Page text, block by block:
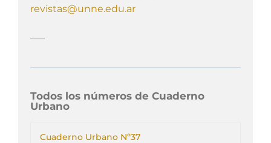
revistas@unne.edu.ar
Todos los números de Cuaderno
Urbano
Cuaderno Urbano Nº37